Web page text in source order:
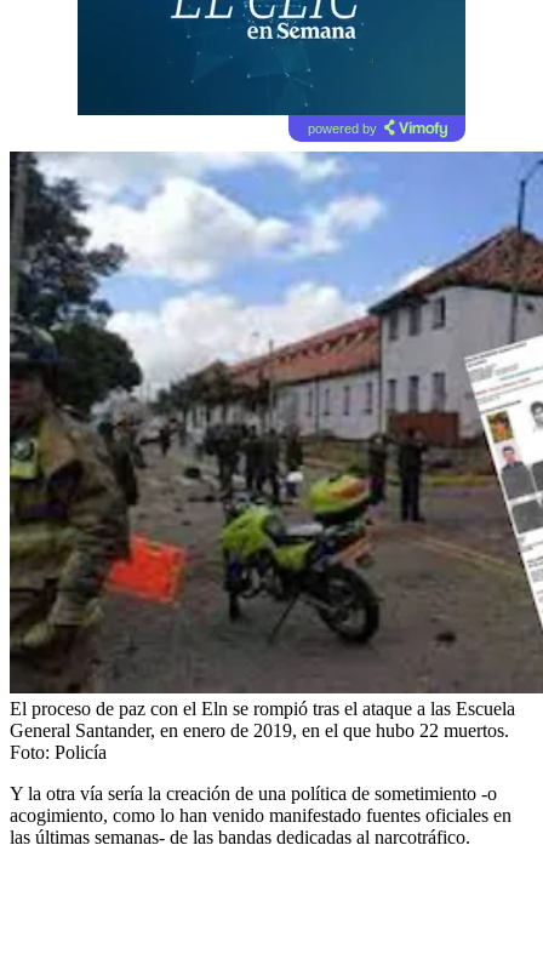
powered by
El proceso de paz con el Eln se rompió tras el ataque a las Escuela
General Santander, en enero de 2019, en el que hubo 22 muertos.
Foto: Policía
Y la otra vía sería la creación de una política de sometimiento -o
acogimiento, como lo han venido manifestado fuentes oficiales en
las últimas semanas- de las bandas dedicadas al narcotráfico.